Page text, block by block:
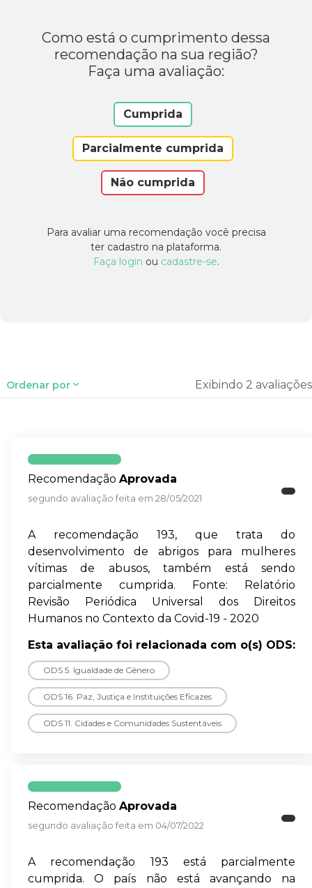
Como está o cumprimento dessa
recomendação na sua região?
Faça uma avaliação:
Cumprida
Parcialmente cumprida
Não cumprida
Para avaliar uma recomendação você precisa
ter cadastro na plataforma.
Faça login ou cadastre-se.
Ordenar por Exibindo 2 avaliações
Recomendação Aprovada
segundo avaliação feita em 28/05/2021
A recomendação 193, que trata do
desenvolvimento de abrigos para mulheres
vítimas de abusos, também está sendo
parcialmente cumprida. Fonte: Relatório
Revisão Periódica Universal dos Direitos
Humanos no Contexto da Covid-19 - 2020
Esta avaliação foi relacionada com o(s) ODS:
ODS 5. Igualdade de Gênero
ODS 16. Paz, Justiça e Instituições Eficazes
ODS 11. Cidades e Comunidades Sustentáveis
Recomendação Aprovada
segundo avaliação feita em 04/07/2022
A recomendação 193 está parcialmente
cumprida. O país não está avançando na